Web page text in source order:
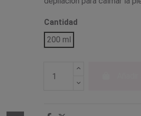
Cantidad
200 ml